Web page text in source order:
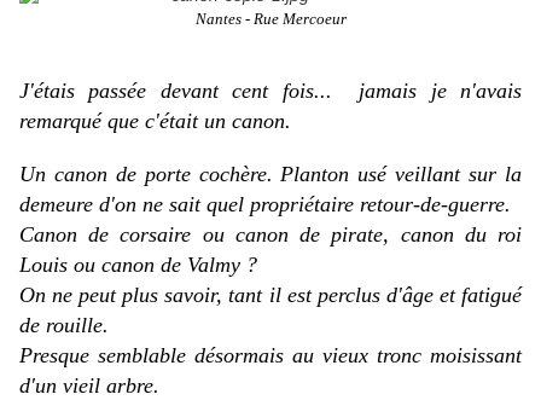
Nantes - Rue Mercoeur
J'étais passée devant cent fois... jamais je n'avais
remarqué que c'était un canon.
Un canon de porte cochère. Planton usé veillant sur la
demeure d'on ne sait quel propriétaire retour-de-guerre.
Canon de corsaire ou canon de pirate, canon du roi
Louis ou canon de Valmy ?
On ne peut plus savoir, tant il est perclus d'âge et fatigué
de rouille.
Presque semblable désormais au vieux tronc moisissant
d'un vieil arbre.